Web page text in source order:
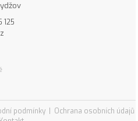
125
podmínky
Ochrana osobních údajů